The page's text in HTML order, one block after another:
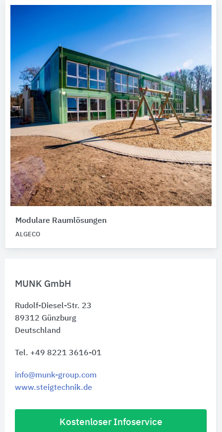
MUNK GmbH
Rudolf-Diesel-Str. 23
89312 Günzburg
Deutschland
Tel. +49 8221 3616-01
info@munk-group.com
www.steigtechnik.de
Kostenloser Infoservice
Modulare Raumlösungen
ALGECO